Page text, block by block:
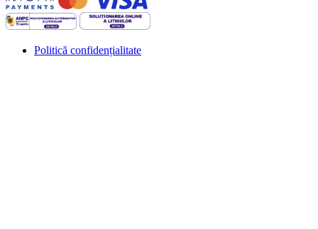
Politică confidențialitate